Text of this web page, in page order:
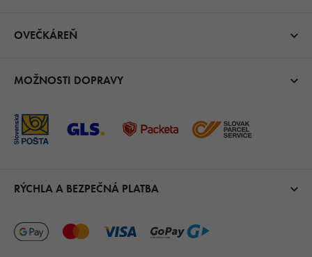
OVEČKÁREŇ
MOŽNOSTI DOPRAVY
RÝCHLA A BEZPEČNÁ PLATBA